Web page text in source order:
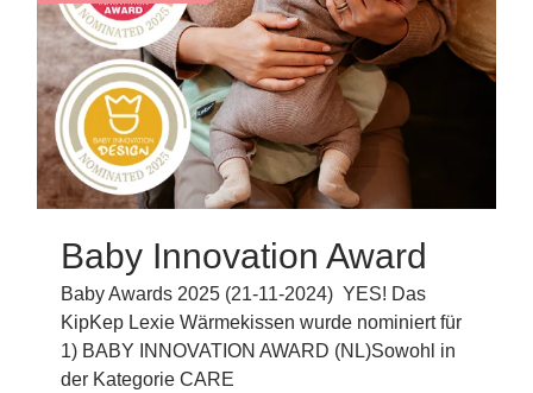
Baby Innovation Award
Baby Awards 2025 (21-11-2024) YES! Das
KipKep Lexie Wärmekissen wurde nominiert für
1) BABY INNOVATION AWARD (NL)Sowohl in
der Kategorie CARE